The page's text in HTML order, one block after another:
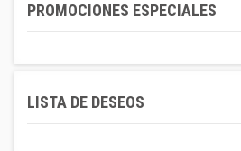
PROMOCIONES ESPECIALES
LISTA DE DESEOS